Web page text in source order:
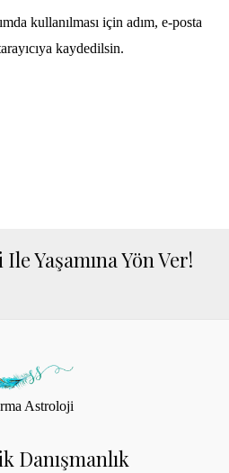
kullanılması için adım, e-posta
kaydedilsin.
Yaşamına Yön Ver!
Astroloji
Danışmanlık